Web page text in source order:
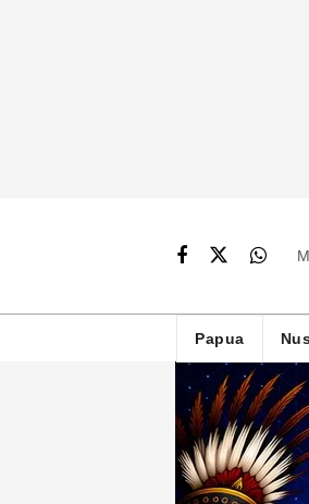
Papua